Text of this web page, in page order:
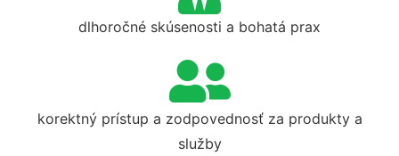
dlhoročné skúsenosti a bohatá prax
korektný prístup a zodpovednosť za produkty a
služby